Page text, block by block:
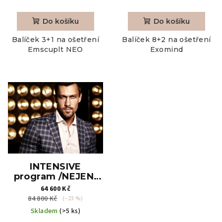
Do košíku
Balíček 3+1 na ošetření
Emscuplt NEO
Do košíku
Balíček 8+2 na ošetření
Exomind
INTENSIVE
program /NEJEN/
PRO SPORTOVCE
Emsculpt Neo +
Exion Body +
ExoMind +
64 600 Kč
84 800 Kč
(–23 %)
Skladem(>5 ks)